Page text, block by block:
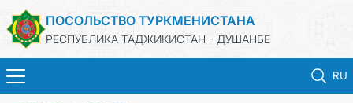
ПОСОЛЬСТВО ТУРКМЕНИСТАНА
РЕСПУБЛИКА ТАДЖИКИСТАН - ДУШАНБЕ
RU